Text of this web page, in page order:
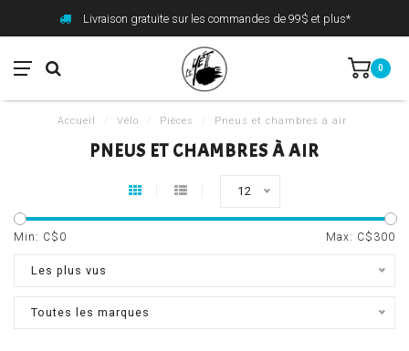
Livraison gratuite sur les commandes de 99$ et plus*
0
Accueil Vélo Pièces Pneus et chambres à air
PNEUS ET CHAMBRES À AIR
12
Min: C$ 0 Max: C$ 300
Les plus vus
Toutes les marques